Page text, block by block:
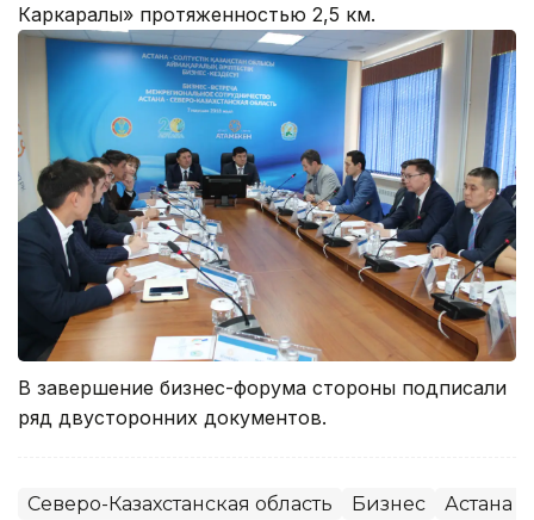
Каркаралы» протяженностью 2,5 км.
В завершение бизнес-форума стороны подписали
ряд двусторонних документов.
Северо-Казахстанская область Бизнес Астана